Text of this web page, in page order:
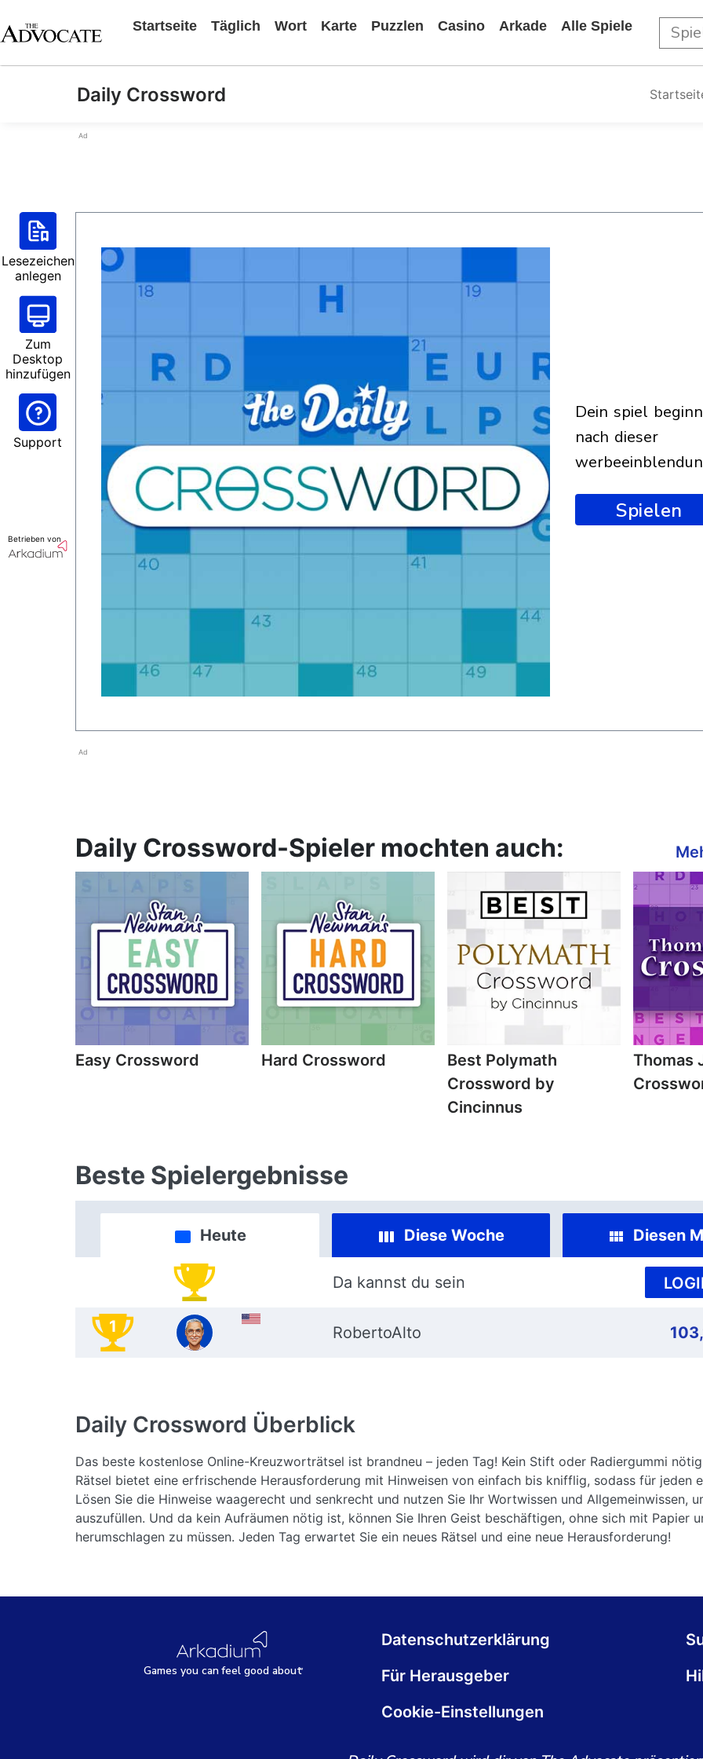
Startseite Täglich Wort Karte Puzzlen Casino Arkade Alle Spiele
Daily Crossword
Ad
Lesezeichen
anlegen
Zum
Desktop
hinzufügen
Support
Betrieben von
dein spiel beginnt
nach dieser
Spielen
Ad
Daily Crossword-Spieler mochten auch:
Easy Crossword Hard Crossword
Best Polymath
Crossword by
Cincinnus
Thomas
Beste Spielergebnisse
Heute Diese Woche Diesen
Da kannst du sein
1 RobertoAlto
Daily Crossword Überblick
Das beste kostenlose Online-Kreuzworträtsel ist brandneu – jeden Tag! Kein Stift oder Radiergummi
Rätsel bietet eine erfrischende Herausforderung mit Hinweisen von einfach bis knifflig, sodass für jeden
Lösen Sie die Hinweise waagerecht und senkrecht und nutzen Sie Ihr Wortwissen und Allgemeinwissen,
auszufüllen. Und da kein Aufräumen nötig ist, können Sie Ihren Geist beschäftigen, ohne sich mit Papier
herumschlagen zu müssen. Jeden Tag erwartet Sie ein neues Rätsel und eine neue Herausforderung!
Games you canfeel good about
Datenschutzerklärung
Für Herausgeber
Cookie-Einstellungen